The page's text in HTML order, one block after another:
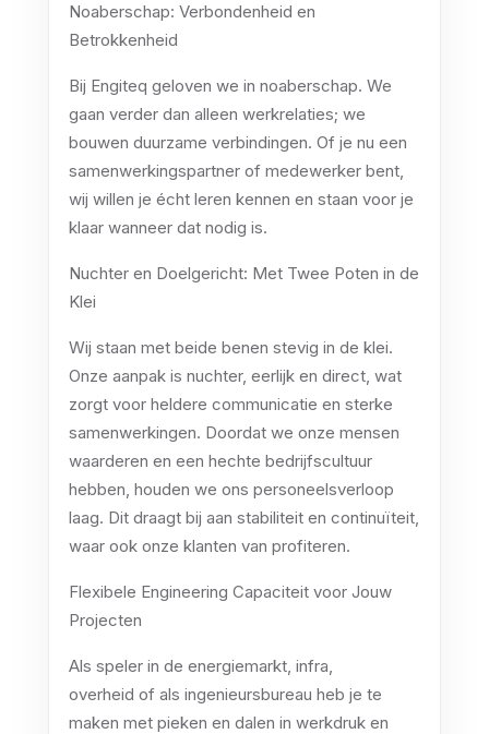
Noaberschap: Verbondenheid en
Betrokkenheid
Bij Engiteq geloven we in noaberschap. We
gaan verder dan alleen werkrelaties; we
bouwen duurzame verbindingen. Of je nu een
samenwerkingspartner of medewerker bent,
wij willen je écht leren kennen en staan voor je
klaar wanneer dat nodig is.
Nuchter en Doelgericht: Met Twee Poten in de
Klei
Wij staan met beide benen stevig in de klei.
Onze aanpak is nuchter, eerlijk en direct, wat
zorgt voor heldere communicatie en sterke
samenwerkingen. Doordat we onze mensen
waarderen en een hechte bedrijfscultuur
hebben, houden we ons personeelsverloop
laag. Dit draagt bij aan stabiliteit en continuïteit,
waar ook onze klanten van profiteren.
Flexibele Engineering Capaciteit voor Jouw
Projecten
Als speler in de energiemarkt, infra,
overheid of als ingenieursbureau heb je te
maken met pieken en dalen in werkdruk en